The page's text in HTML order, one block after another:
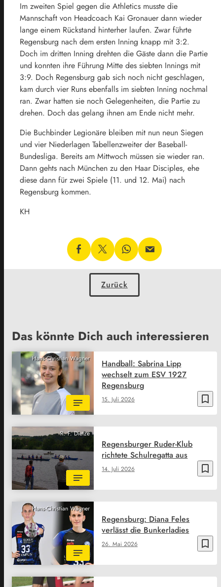
Im zweiten Spiel gegen die Athletics musste die
Mannschaft von Headcoach Kai Gronauer dann wieder
lange einem Rückstand hinterher laufen. Zwar führte
Regensburg nach dem ersten Inning knapp mit 3:2.
Doch im dritten Inning drehten die Gäste dann die Partie
und konnten ihre Führung Mitte des siebten Innings mit
3:9. Doch Regensburg gab sich noch nicht geschlagen,
kam durch vier Runs ebenfalls im siebten Inning nochmal
ran. Zwar hatten sie noch Gelegenheiten, die Partie zu
drehen. Doch das gelang ihnen am Ende nicht mehr.
Die Buchbinder Legionäre bleiben mit nun neun Siegen
und vier Niederlagen Tabellenzweiter der Baseball-
Bundesliga. Bereits am Mittwoch müssen sie wieder ran.
Dann gehts nach München zu den Haar Disciples, ehe
diese dann für zwei Spiele (11. und 12. Mai) nach
Regensburg kommen.
KH
Zurück
Das könnte Dich auch interessieren
Hans-Christian Wagner
bookmark_border
15. Juli 2026
Handball: Sabrina Lipp
wechselt zum ESV 1927
Regensburg
R. F. Dietze
bookmark_border
14. Juli 2026
Regensburger Ruder-Klub
richtete Schulregatta aus
Hans-Christian Wagner
bookmark_border
26. Mai 2026
Regensburg: Diana Feles
verlässt die Bunkerladies